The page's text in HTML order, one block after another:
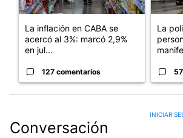
La inflación en CABA se
acercó al 3%: marcó 2,9%
en jul...
127 comentarios
La
Conversación
INICIAR